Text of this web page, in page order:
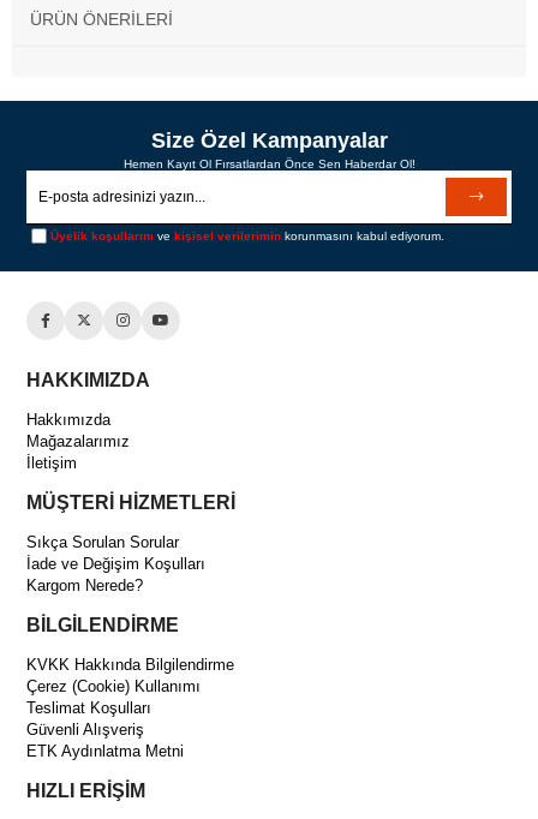
ÜRÜN ÖNERILERI
Size Özel Kampanyalar
Hemen Kayıt Ol Fırsatlardan Önce Sen Haberdar Ol!
Üyelik koşullarını vekişisel verilerimin korunmasını kabul ediyorum.
HAKKIMIZDA
Hakkımızda
Mağazalarımız
İletişim
MÜŞTERİ HİZMETLERİ
Sıkça Sorulan Sorular
İade ve Değişim Koşulları
Kargom Nerede?
BİLGİLENDİRME
KVKK Hakkında Bilgilendirme
Çerez (Cookie) Kullanımı
Teslimat Koşulları
Güvenli Alışveriş
ETK Aydınlatma Metni
HIZLI ERİŞİM